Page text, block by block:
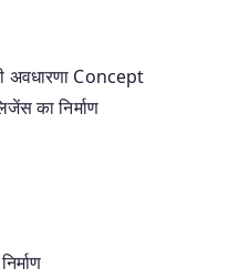
अवधारणा Concept
का निर्माण